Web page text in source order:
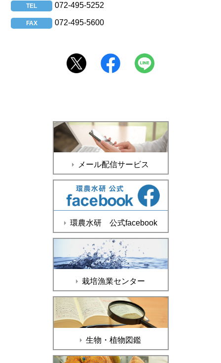
TEL 072-495-5252
FAX 072-495-5600
メール配信サービス
環農水研 公式facebook
栽培漁業センター
生物・植物図鑑